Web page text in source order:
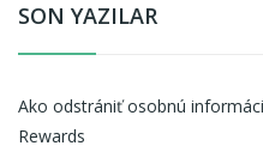
SON YAZILAR
Ako odstrániť osobnú
Rewards